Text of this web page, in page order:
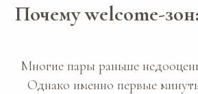
Почему welcome-
Многие пары раньше
Однако именно первые